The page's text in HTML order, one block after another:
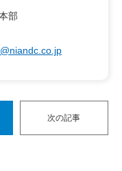
部
次の記事